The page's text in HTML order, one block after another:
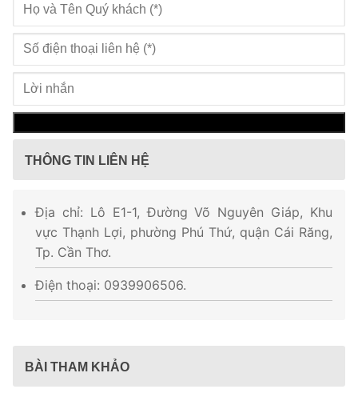
THÔNG TIN LIÊN HỆ
Địa chỉ: Lô E1-1, Đường Võ Nguyên Giáp, Khu
vực Thạnh Lợi, phường Phú Thứ, quận Cái Răng,
Tp. Cần Thơ.
Điện thoại: 0939906506.
BÀI THAM KHẢO